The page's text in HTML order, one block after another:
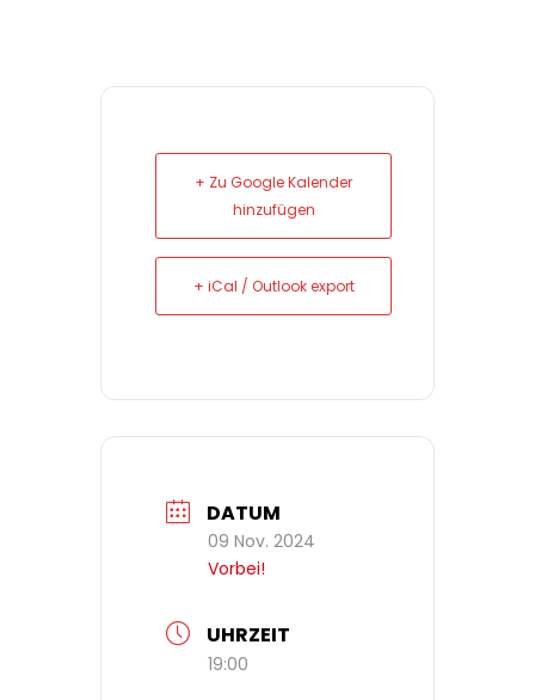
+ Zu Google Kalender
hinzufügen
+ iCal / Outlook export
DATUM
09 Nov. 2024
Vorbei!
UHRZEIT
19:00